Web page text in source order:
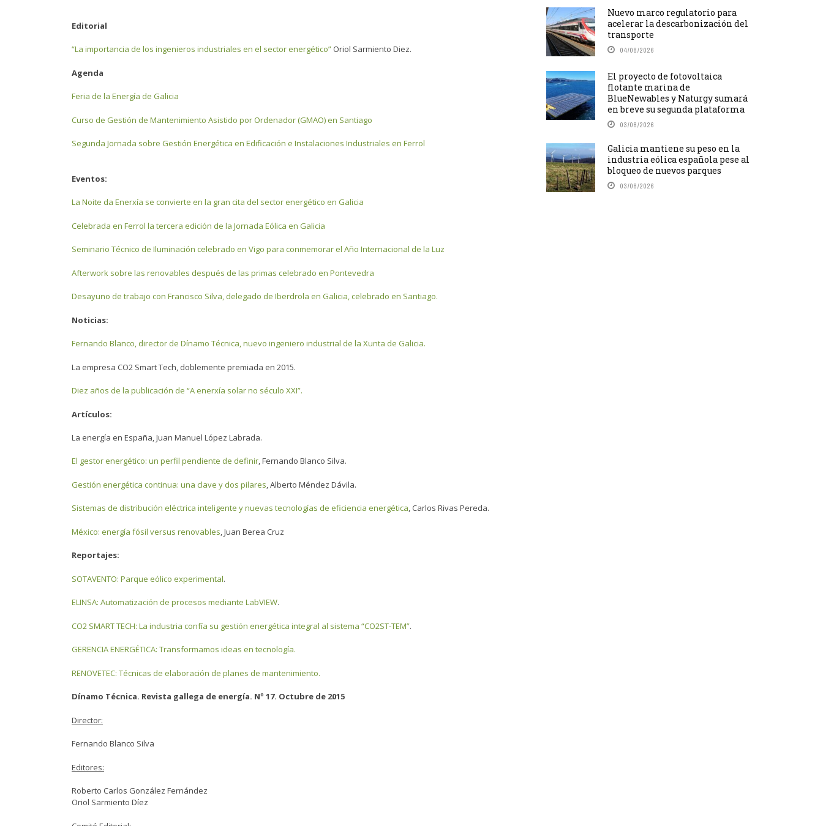
Editorial
“La importancia de los ingenieros industriales en el sector energético” Oriol Sarmiento Diez.
Agenda
Feria de la Energía de Galicia
Curso de Gestión de Mantenimiento Asistido por Ordenador (GMAO) en Santiago
Segunda Jornada sobre Gestión Energética en Edificación e Instalaciones Industriales en Ferrol
Eventos:
La Noite da Enerxía se convierte en la gran cita del sector energético en Galicia
Celebrada en Ferrol la tercera edición de la Jornada Eólica en Galicia
Seminario Técnico de Iluminación celebrado en Vigo para conmemorar el Año Internacional de la Luz
Afterwork sobre las renovables después de las primas celebrado en Pontevedra
Desayuno de trabajo con Francisco Silva, delegado de Iberdrola en Galicia, celebrado en Santiago.
Noticias:
Fernando Blanco, director de Dínamo Técnica, nuevo ingeniero industrial de la Xunta de Galicia.
La empresa CO2 Smart Tech, doblemente premiada en 2015.
Diez años de la publicación de “A enerxía solar no século XXI”.
Artículos:
La energía en España , Juan Manuel López Labrada.
El gestor energético: un perfil pendiente de definir, Fernando Blanco Silva.
Gestión energética continua: una clave y dos pilares , Alberto Méndez Dávila.
Sistemas de distribución eléctrica inteligente y nuevas tecnologías de eficiencia energética, Carlos Rivas Pereda.
México: energía fósil versus renovables , Juan Berea Cruz
Reportajes:
SOTAVENTO: Parque eólico experimental.
ELINSA: Automatización de procesos mediante LabVIEW.
CO2 SMART TECH: La industria confía su gestión energética integral al sistema “CO2ST-TEM”.
GERENCIA ENERGÉTICA: Transformamos ideas en tecnología.
RENOVETEC: Técnicas de elaboración de planes de mantenimiento.
Dínamo Técnica. Revista gallega de energía. Nº 17. Octubre de 2015
Director:
Fernando Blanco Silva
Editores:
Roberto Carlos González Fernández
Oriol Sarmiento Díez
Nuevo marco regulatorio para
acelerar la descarbonización del
transporte
04/08/2026
El proyecto de fotovoltaica
flotante marina de
BlueNewables y Naturgy sumará
en breve su segunda plataforma
03/08/2026
Galicia mantiene su peso en la
industria eólica española pese al
bloqueo de nuevos parques
03/08/2026